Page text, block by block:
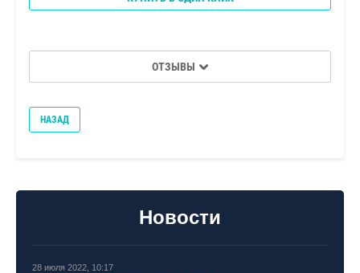
Новости
28 июля 2022, 10:17
ОТЗЫВЫ
НАЗАД